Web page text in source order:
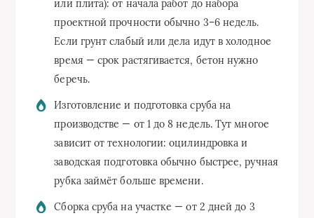
или плита): от начала работ до набора
проектной прочности обычно 3–6 недель.
Если грунт слабый или дела идут в холодное
время — срок растягивается, бетон нужно
беречь.
Изготовление и подготовка сруба на
производстве — от 1 до 8 недель. Тут многое
зависит от технологии: оцилиндровка и
заводская подготовка обычно быстрее, ручная
рубка займёт больше времени.
Сборка сруба на участке — от 2 дней до 3